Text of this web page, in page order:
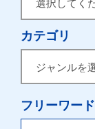
カテゴリ
フリーワード